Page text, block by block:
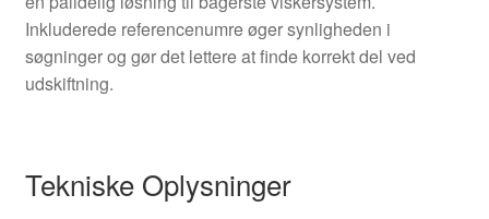
Inkluderede referencenumre øger synligheden i
søgninger og gør det lettere at finde korrekt del ved
udskiftning.
Tekniske Oplysninger